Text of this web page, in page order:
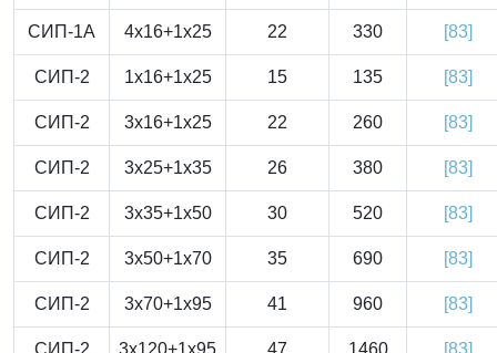
СИП-1А 4x16+1x25 22 330 [83]
СИП-2 1x16+1x25 15 135 [83]
СИП-2 3x16+1x25 22 260 [83]
СИП-2 3x25+1x35 26 380 [83]
СИП-2 3x35+1x50 30 520 [83]
СИП-2 3x50+1x70 35 690 [83]
СИП-2 3x70+1x95 41 960 [83]
СИП-2 3x120+1x95 47 1460 [83]